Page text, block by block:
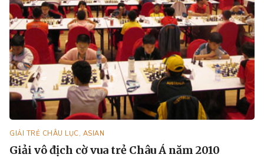
GIẢI TRẺ CHÂU LỤC, ASIAN
Giải vô địch cờ vua trẻ Châu Á năm 2010